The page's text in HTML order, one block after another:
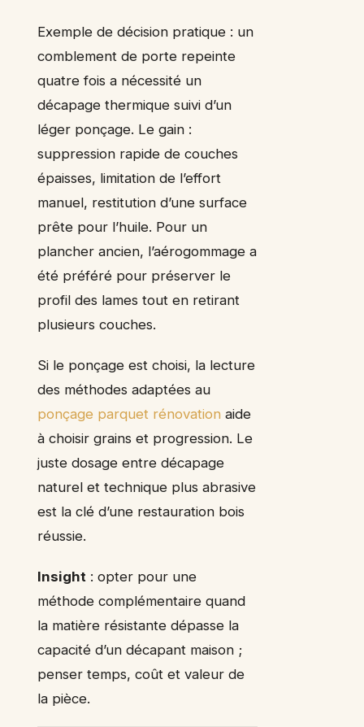
Exemple de décision pratique : un
comblement de porte repeinte
quatre fois a nécessité un
décapage thermique suivi d’un
léger ponçage. Le gain :
suppression rapide de couches
épaisses, limitation de l’effort
manuel, restitution d’une surface
prête pour l’huile. Pour un
plancher ancien, l’aérogommage a
été préféré pour préserver le
profil des lames tout en retirant
plusieurs couches.
Si le ponçage est choisi, la lecture
des méthodes adaptées au
ponçage parquet rénovation aide
à choisir grains et progression. Le
juste dosage entre décapage
naturel et technique plus abrasive
est la clé d’une restauration bois
réussie.
Insight : opter pour une
méthode complémentaire quand
la matière résistante dépasse la
capacité d’un décapant maison ;
penser temps, coût et valeur de
la pièce.